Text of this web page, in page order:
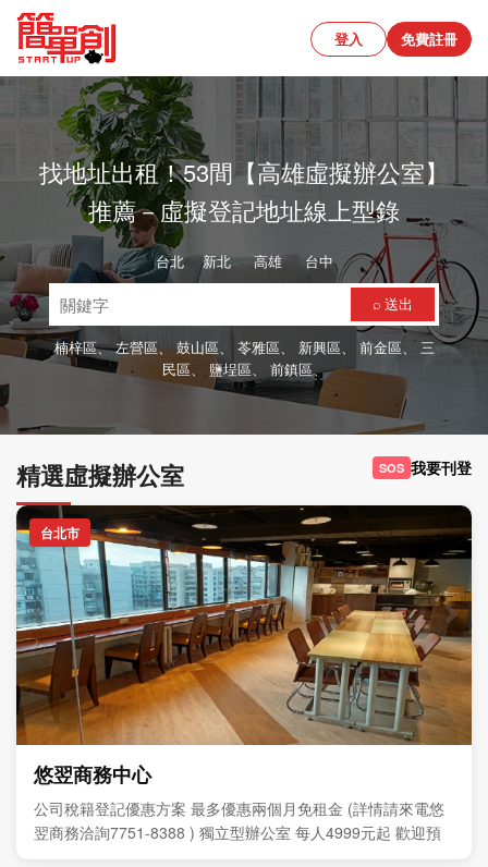
登入 免費註冊
找地址出租！53間【高雄虛擬辦公室】
推薦－虛擬登記地址線上型錄
台北、新北、高雄、台中
⌕ 送出
楠梓區、左營區、鼓山區、 苓雅區、 新興區、 前金區、 三
民區、 鹽埕區、 前鎮區、
精選虛擬辦公室 SOS 我要刊登
台北市
悠翌商務中心
公司稅籍登記優惠方案 最多優惠兩個月免租金 (詳情請來電悠
翌商務洽詢7751-8388 ) 獨立型辦公室 每人4999元起 歡迎預